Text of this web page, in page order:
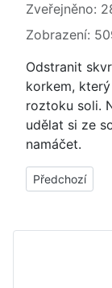
Zveřejněno:
Zobrazení:
Odstranit
korkem,
roztoku soli.
udělat si ze
namáčet.
Předchozí
Předchozí